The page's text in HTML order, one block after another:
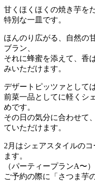
甘くほくほくの焼き芋を
特別な一皿です。
ほんのり広がる、自然の
ブラン、
それに蜂蜜を添えて、香
みいただけます。
デザートピッツァとして
前菜一品としてに軽くシ
めです。
その日の気分に合わせて
ていただけます。
2月はシェアスタイルの
ます。
（パーティープランA〜）
ご予約の際に「さつま芋